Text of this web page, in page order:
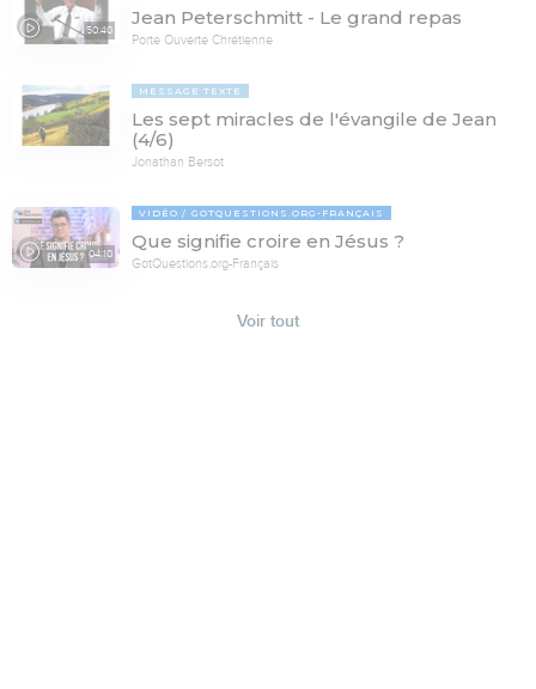
50:40
Jean Peterschmitt - Le grand repas
Porte Ouverte Chrétienne
MESSAGE TEXTE
Les sept miracles de l'évangile de Jean
(4/6)
Jonathan Bersot
04:10
VIDÉO GOTQUESTIONS.ORG-FRANÇAIS
Que signifie croire en Jésus ?
GotQuestions.org-Français
Voir tout